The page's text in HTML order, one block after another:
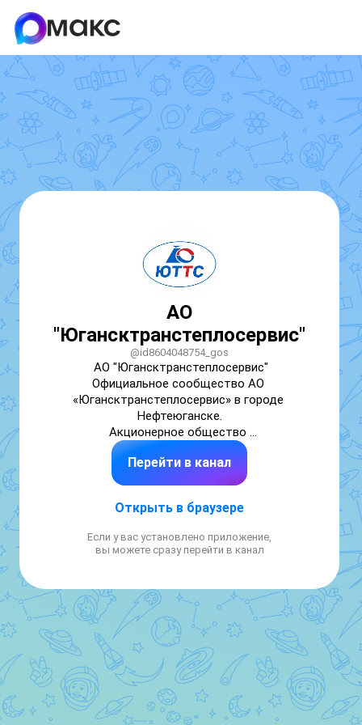
АО
"Югансктранстеплосервис"
@id8604048754_gos
АО "Югансктранстеплосервис"
Официальное сообщество АО
«Югансктранстеплосервис» в городе
Нефтеюганске.
Акционерное общество
«Югансктранстеплосервис» | ЮТТС
Администратор сообщества не принимает
вопросам теплоснабжения, горячего
приборов учёта и аварийных ситуаций
Перейти в канал
Открыть в браузере
Если у вас установлено приложение,
вы можете сразу перейти в канал